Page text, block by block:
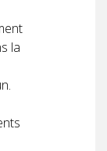
la